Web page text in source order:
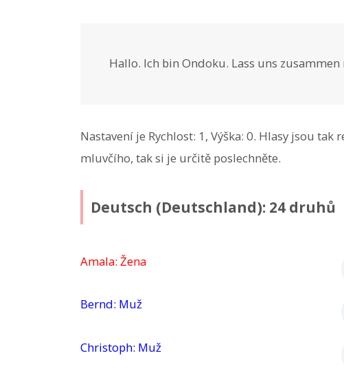
Hallo. Ich bin Ondoku. Lass uns
Nastavení je Rychlost: 1, Výška: 0. Hlasy jsou
mluvčího, tak si je určitě poslechněte.
Deutsch (Deutschland): 24 druhů
Amala: Žena
Bernd: Muž
Christoph: Muž